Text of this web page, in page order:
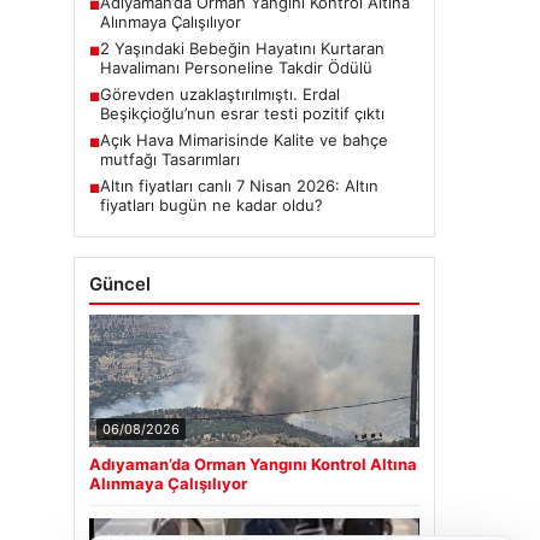
■
Alınmaya Çalışılıyor
■2 Yaşındaki Bebeğin Hayatını Kurtaran
Havalimanı Personeline Takdir Ödülü
■Görevden uzaklaştırılmıştı. Erdal
Beşikçioğlu’nun esrar testi pozitif çıktı
■Açık Hava Mimarisinde Kalite ve bahçe
mutfağı Tasarımları
■Altın fiyatları canlı 7 Nisan 2026: Altın
fiyatları bugün ne kadar oldu?
Güncel
06/08/2026
Adıyaman’da Orman Yangını Kontrol Altına
Alınmaya Çalışılıyor